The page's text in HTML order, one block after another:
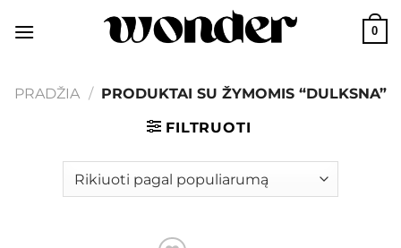
0
PRADŽIA / PRODUKTAI SU ŽYMOMIS “DULKSNA”
FILTRUOTI